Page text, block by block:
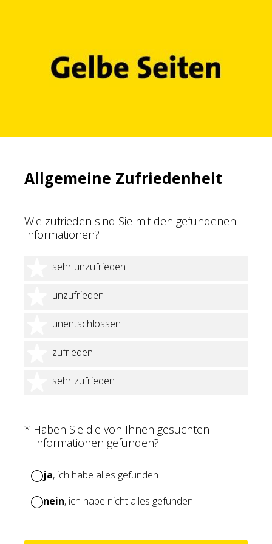
Allgemeine Zufriedenheit
Wie zufrieden sind Sie mit den gefundenen
Informationen?
sehr unzufrieden
1 Stern
unzufrieden
2 Sterne
unentschlossen
3 Sterne
zufrieden
4 Sterne
sehr zufrieden
5 Sterne
* Haben Sie die von Ihnen gesuchten
Informationen gefunden?
(Erforderlich.)
ja, ich habe alles gefunden
nein, ich habe nicht alles gefunden